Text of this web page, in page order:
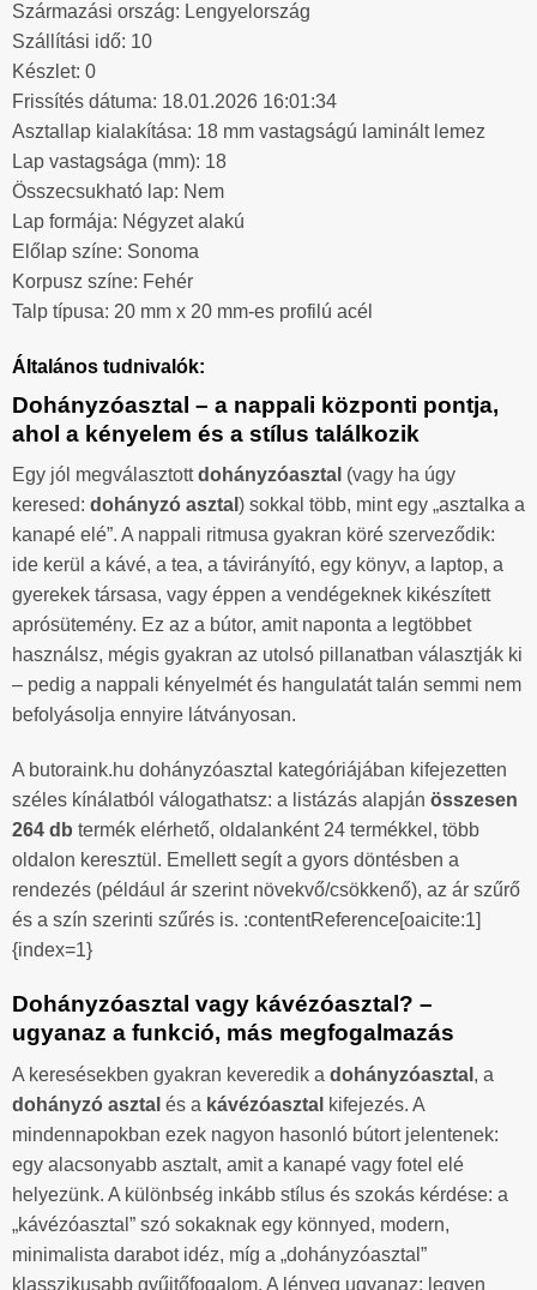
Származási ország: Lengyelország
Szállítási idő: 10
Készlet: 0
Frissítés dátuma: 18.01.2026 16:01:34
Asztallap kialakítása: 18 mm vastagságú laminált lemez
Lap vastagsága (mm): 18
Összecsukható lap: Nem
Lap formája: Négyzet alakú
Előlap színe: Sonoma
Korpusz színe: Fehér
Talp típusa: 20 mm x 20 mm-es profilú acél
Általános tudnivalók:
Dohányzóasztal – a nappali központi pontja,
ahol a kényelem és a stílus találkozik
Egy jól megválasztottdohányzóasztal (vagy ha úgy
keresed: dohányzó asztal ) sokkal több, mint egy „asztalka a
kanapé elé”. A nappali ritmusa gyakran köré szerveződik:
ide kerül a kávé, a tea, a távirányító, egy könyv, a laptop, a
gyerekek társasa, vagy éppen a vendégeknek kikészített
aprósütemény. Ez az a bútor, amit naponta a legtöbbet
használsz, mégis gyakran az utolsó pillanatban választják ki
– pedig a nappali kényelmét és hangulatát talán semmi nem
befolyásolja ennyire látványosan.
A butoraink.hu dohányzóasztal kategóriájában kifejezetten
széles kínálatból válogathatsz: a listázás alapján összesen
264 db termék elérhető, oldalanként 24 termékkel, több
oldalon keresztül. Emellett segít a gyors döntésben a
rendezés (például ár szerint növekvő/csökkenő), az ár szűrő
és a szín szerinti szűrés is. :contentReference[oaicite:1]
{index=1}
Dohányzóasztal vagy kávézóasztal? –
ugyanaz a funkció, más megfogalmazás
A keresésekben gyakran keveredik a dohányzóasztal , a
dohányzó asztal és a kávézóasztal kifejezés. A
mindennapokban ezek nagyon hasonló bútort jelentenek:
egy alacsonyabb asztalt, amit a kanapé vagy fotel elé
helyezünk. A különbség inkább stílus és szokás kérdése: a
„kávézóasztal” szó sokaknak egy könnyed, modern,
minimalista darabot idéz, míg a „dohányzóasztal”
klasszikusabb gyűjtőfogalom. A lényeg ugyanaz: legyen